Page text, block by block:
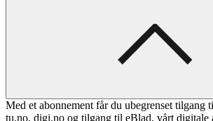
Med et abonnement får du ubegrenset tilgang
tu.no, digi.no og tilgang til eBlad, vårt digitale